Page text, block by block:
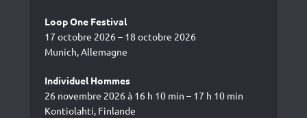
Loop One Festival
17 octobre 2026 – 18 octobre 2026
Munich, Allemagne
Individuel Hommes
26 novembre 2026 à 16 h 10 min – 17 h 10 min
Kontiolahti, Finlande